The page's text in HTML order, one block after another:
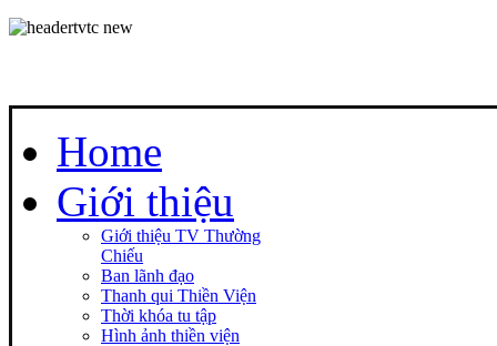
Home
Giới thiệu
Giới thiệu TV Thường
Chiếu
Ban lãnh đạo
Thanh qui Thiền Viện
Thời khóa tu tập
Hình ảnh thiền viện